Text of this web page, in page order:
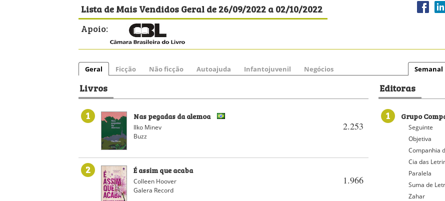
Lista de Mais Vendidos Geral de 26/09/2022 a 02/10/2022
Apoio:
Geral Ficção Não ficção Autoajuda Infantojuvenil Negócios Semanal
Livros
1
2.253
Nas pegadas da alemoa
Ilko Minev
Buzz
2
1.966
É assim que acaba
Colleen Hoover
Galera Record
Editoras
1
Grupo
Seguinte
Objetiva
Companhia
Cia das
Paralela
Suma de
Zahar